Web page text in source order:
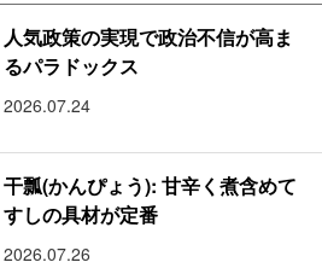
人気政策の実現で政治不信が高ま
るパラドックス
2026.07.24
干瓢(かんぴょう): 甘辛く煮含めて
すしの具材が定番
2026.07.26